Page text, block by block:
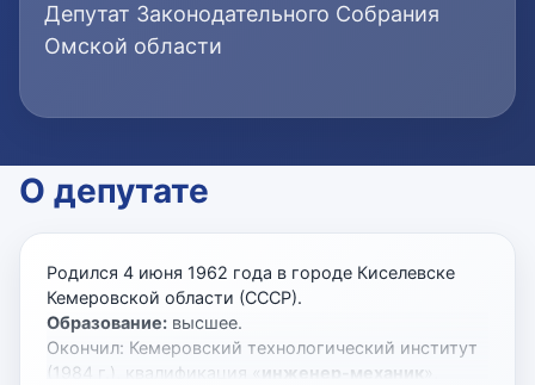
Депутат Законодательного Собрания
Омской области
О депутате
Родился 4 июня 1962 года в городе Киселевске
Кемеровской области (СССР).
Образование: высшее.
Окончил: Кемеровский технологический институт
(1984 г.), квалификация « инженер-механик